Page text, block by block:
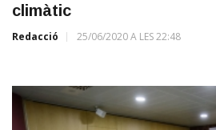
climàtic
Redacció 25/06/2020 A LES 22:48